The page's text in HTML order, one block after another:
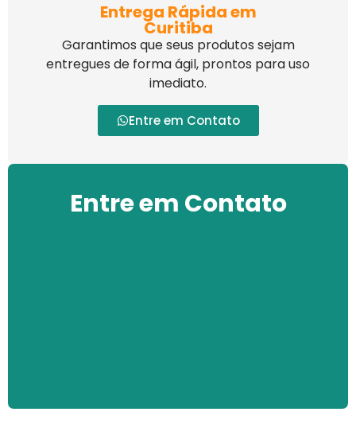
Entrega Rápida em
Curitiba
Garantimos que seus produtos sejam
entregues de forma ágil, prontos para uso
imediato.
Entre em Contato
Entre em Contato